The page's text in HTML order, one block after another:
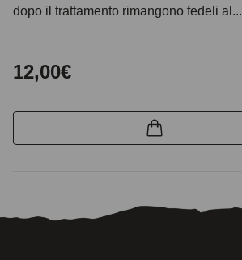
dopo il trattamento rimangono fedeli al...
12,00€